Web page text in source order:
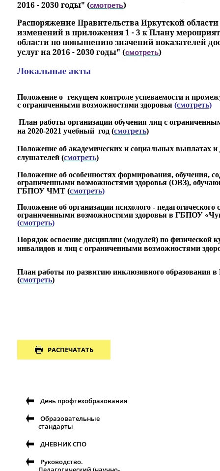
2016 - 2030 годы" (смотреть)
Распоряжение Правительства Иркутской
изменений в приложения 1 - 3 к Плану
области по повышению значений показателей
услуг на 2016 - 2030 годы" (смотреть)
Локальные акты
Положение о текущем контроле успеваемости и
с ограниченными возможностями здоровья (смотреть)
План работы организации обучения лиц с
на 2020-2021 учебный год (смотреть)
Положение об академических и социальных выплатах
слушателей (смотреть)
Положение об особенностях формирования, обучения,
ограниченными возможностями здоровья (ОВЗ),
ГБПОУ ЧМТ (смотреть)
Положение об организации психолого -
ограниченными возможностями здоровья в ГБПОУ
(смотреть)
Порядок освоение дисциплин (модулей) по физической
инвалидов и лиц с ограниченными возможностями
План работы по развитию инклюзивного образования
(смотреть)
РАСПЕЧАТАТЬ
День профтехобразования
Образовательные
стандарты
ДНЕВНИК СПО
Руководство.